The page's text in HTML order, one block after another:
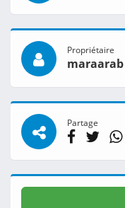
Propriétaire
maraarab
Partage